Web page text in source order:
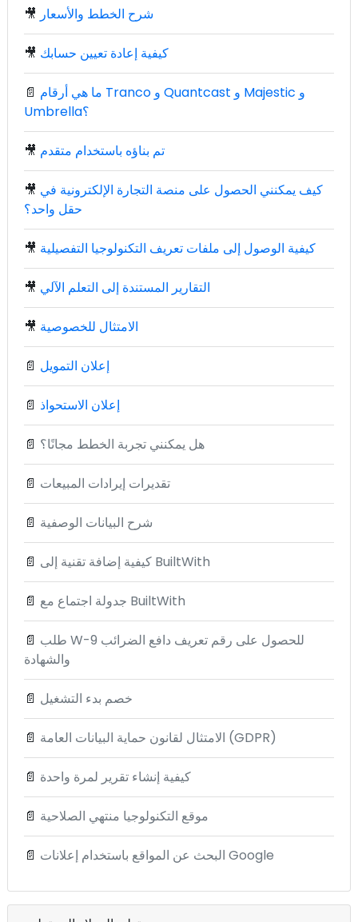
🎥 شرح الخطط والأسعار
🎥 كيفية إعادة تعيين حسابك
📄 ما هي أرقام Tranco و Quantcast و Majestic و
Umbrella؟
🎥 تم بناؤه باستخدام متقدم
🎥 كيف يمكنني الحصول على منصة التجارة الإلكترونية في
حقل واحد؟
🎥 كيفية الوصول إلى ملفات تعريف التكنولوجيا التفصيلية
🎥 التقارير المستندة إلى التعلم الآلي
🎥 الامتثال للخصوصية
📄 إعلان التمويل
📄 إعلان الاستحواذ
📄 هل يمكنني تجربة الخطط مجانًا؟
📄 تقديرات إيرادات المبيعات
📄 شرح البيانات الوصفية
📄 كيفية إضافة تقنية إلى BuiltWith
📄 جدولة اجتماع مع BuiltWith
📄 طلب W-9 للحصول على رقم تعريف دافع الضرائب
والشهادة
📄 خصم بدء التشغيل
📄 الامتثال لقانون حماية البيانات العامة (GDPR)
📄 كيفية إنشاء تقرير لمرة واحدة
📄 موقع التكنولوجيا منتهي الصلاحية
📄 البحث عن المواقع باستخدام إعلانات Google